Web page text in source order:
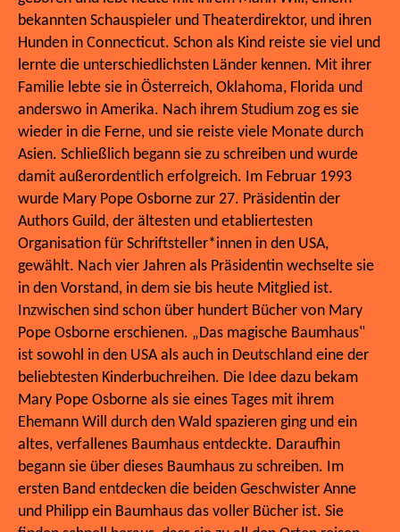
bekannten Schauspieler und Theaterdirektor, und ihren
Hunden in Connecticut. Schon als Kind reiste sie viel und
lernte die unterschiedlichsten Länder kennen. Mit ihrer
Familie lebte sie in Österreich, Oklahoma, Florida und
anderswo in Amerika. Nach ihrem Studium zog es sie
wieder in die Ferne, und sie reiste viele Monate durch
Asien. Schließlich begann sie zu schreiben und wurde
damit außerordentlich erfolgreich. Im Februar 1993
wurde Mary Pope Osborne zur 27. Präsidentin der
Authors Guild, der ältesten und etabliertesten
Organisation für Schriftsteller*innen in den USA,
gewählt. Nach vier Jahren als Präsidentin wechselte sie
in den Vorstand, in dem sie bis heute Mitglied ist.
Inzwischen sind schon über hundert Bücher von Mary
Pope Osborne erschienen. „Das magische Baumhaus"
ist sowohl in den USA als auch in Deutschland eine der
beliebtesten Kinderbuchreihen. Die Idee dazu bekam
Mary Pope Osborne als sie eines Tages mit ihrem
Ehemann Will durch den Wald spazieren ging und ein
altes, verfallenes Baumhaus entdeckte. Daraufhin
begann sie über dieses Baumhaus zu schreiben. Im
ersten Band entdecken die beiden Geschwister Anne
und Philipp ein Baumhaus das voller Bücher ist. Sie